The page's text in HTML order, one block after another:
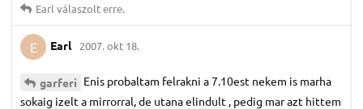
Earl válaszolt erre.
E Earl 2007. okt 18.
garferi Enis probaltam felrakni a 7.10est nekem is marha
sokaig izelt a mirrorral, de utana elindult , pedig mar azt hittem